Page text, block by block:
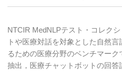
NTCIR MedNLPテスト・コレク
トや医療対話を対象とした自然
るための医療分野のベンチマー
抽出，医療チャットボットの回答